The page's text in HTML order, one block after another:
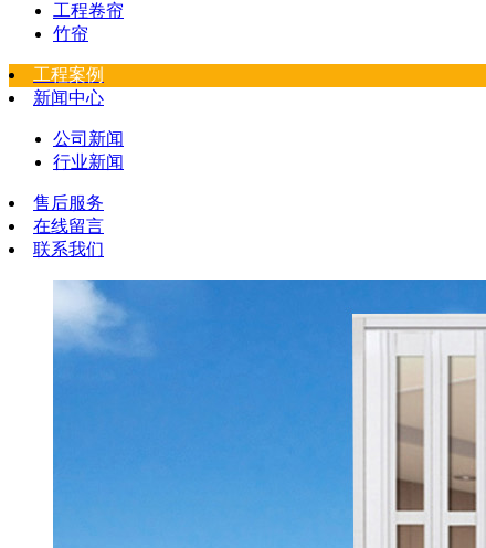
工程卷帘
竹帘
工程案例
新闻中心
公司新闻
行业新闻
售后服务
在线留言
联系我们